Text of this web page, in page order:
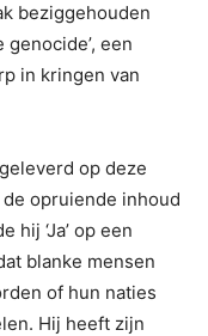
beziggehouden
een
in kringen van
op deze
opruiende inhoud
hij ‘Ja’ op een
blanke mensen
of hun naties
Hij heeft zijn